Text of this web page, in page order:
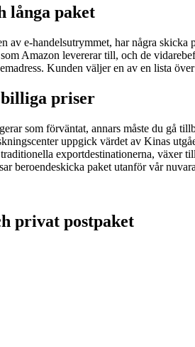
långa paket
av e-handelsutrymmet, har några
Amazon levererar till, och de
Kunden väljer en av en lista
billiga priser
som förväntat, annars måste du gå
uppgick värdet av Kinas
exportdestinationerna, växer
beroendeskicka paket utanför vår
privat postpaket